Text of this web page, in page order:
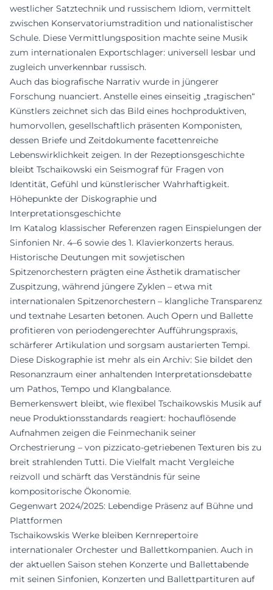
westlicher Satztechnik und russischem Idiom, vermittelt
zwischen Konservatoriumstradition und nationalistischer
Schule. Diese Vermittlungsposition machte seine Musik
zum internationalen Exportschlager: universell lesbar und
zugleich unverkennbar russisch.
Auch das biografische Narrativ wurde in jüngerer
Forschung nuanciert. Anstelle eines einseitig „tragischen“
Künstlers zeichnet sich das Bild eines hochproduktiven,
humorvollen, gesellschaftlich präsenten Komponisten,
dessen Briefe und Zeitdokumente facettenreiche
Lebenswirklichkeit zeigen. In der Rezeptionsgeschichte
bleibt Tschaikowski ein Seismograf für Fragen von
Identität, Gefühl und künstlerischer Wahrhaftigkeit.
Höhepunkte der Diskographie und
Interpretationsgeschichte
Im Katalog klassischer Referenzen ragen Einspielungen der
Sinfonien Nr. 4–6 sowie des 1. Klavierkonzerts heraus.
Historische Deutungen mit sowjetischen
Spitzenorchestern prägten eine Ästhetik dramatischer
Zuspitzung, während jüngere Zyklen – etwa mit
internationalen Spitzenorchestern – klangliche Transparenz
und textnahe Lesarten betonen. Auch Opern und Ballette
profitieren von periodengerechter Aufführungspraxis,
schärferer Artikulation und sorgsam austarierten Tempi.
Diese Diskographie ist mehr als ein Archiv: Sie bildet den
Resonanzraum einer anhaltenden Interpretationsdebatte
um Pathos, Tempo und Klangbalance.
Bemerkenswert bleibt, wie flexibel Tschaikowskis Musik auf
neue Produktionsstandards reagiert: hochauflösende
Aufnahmen zeigen die Feinmechanik seiner
Orchestrierung – von pizzicato-getriebenen Texturen bis zu
breit strahlenden Tutti. Die Vielfalt macht Vergleiche
reizvoll und schärft das Verständnis für seine
kompositorische Ökonomie.
Gegenwart 2024/2025: Lebendige Präsenz auf Bühne und
Plattformen
Tschaikowskis Werke bleiben Kernrepertoire
internationaler Orchester und Ballettkompanien. Auch in
der aktuellen Saison stehen Konzerte und Ballettabende
mit seinen Sinfonien, Konzerten und Ballettpartituren auf